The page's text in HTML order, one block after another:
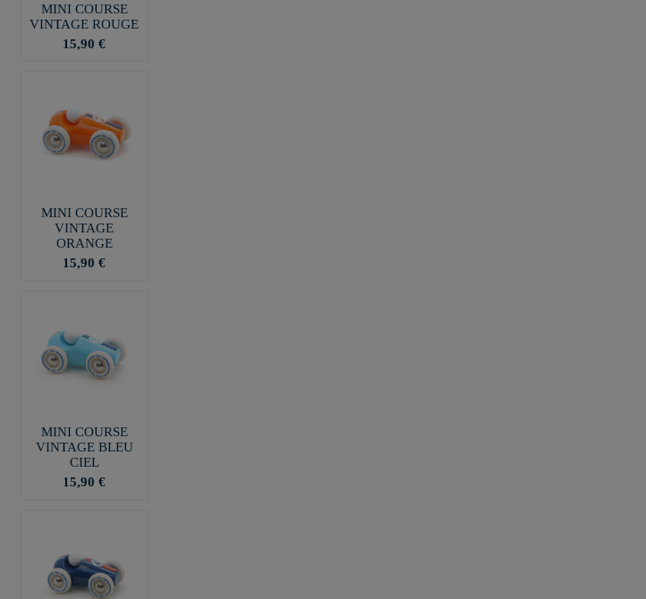
MINI COURSE
VINTAGE ROUGE
15,90 €
MINI COURSE
VINTAGE
ORANGE
15,90 €
MINI COURSE
VINTAGE BLEU
CIEL
15,90 €